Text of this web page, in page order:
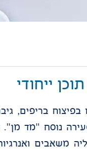
ייחודי
בריפים,
נוסח "מד מן".
ואנרגיות